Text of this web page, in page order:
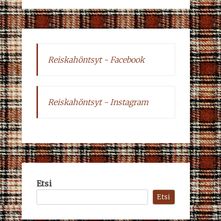
Reiskahöntsyt - Facebook
Reiskahöntsyt - Instagram
Etsi
Etsi